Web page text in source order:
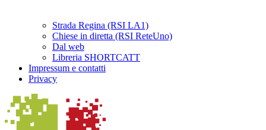
Strada Regina (RSI LA1)
Chiese in diretta (RSI ReteUno)
Dal web
Libreria SHORTCATT
Impressum e contatti
Privacy